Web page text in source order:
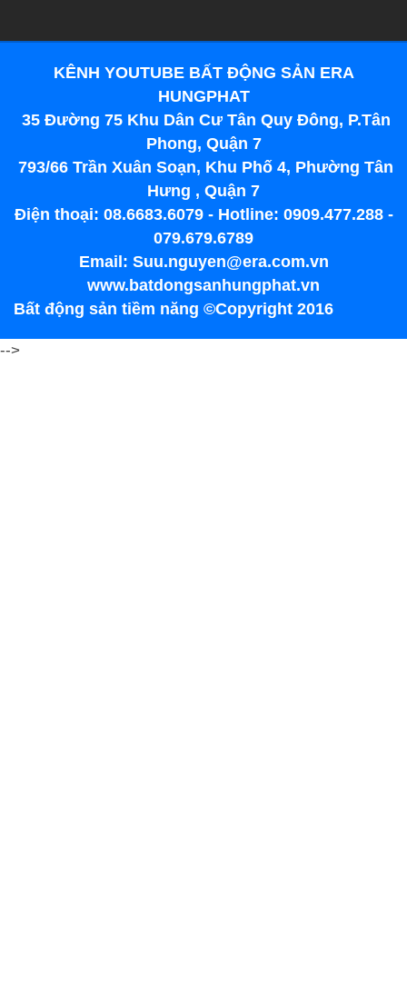
KÊNH YOUTUBE BẤT ĐỘNG SẢN ERA
HUNGPHAT
35 Đường 75 Khu Dân Cư Tân Quy Đông, P.Tân
Phong, Quận 7
793/66 Trần Xuân Soạn, Khu Phố 4, Phường Tân
Hưng , Quận 7
Điện thoại: 08.6683.6079 - Hotline: 0909.477.288 -
079.679.6789
Email: Suu.nguyen@era.com.vn
www.batdongsanhungphat.vn
Bất động sản tiềm năng ©Copyright 2016
-->